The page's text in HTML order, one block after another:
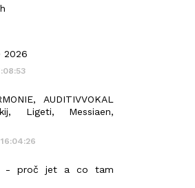
2026
AUDITIVVOKAL
Ligeti, Messiaen,
- proč jet a co tam